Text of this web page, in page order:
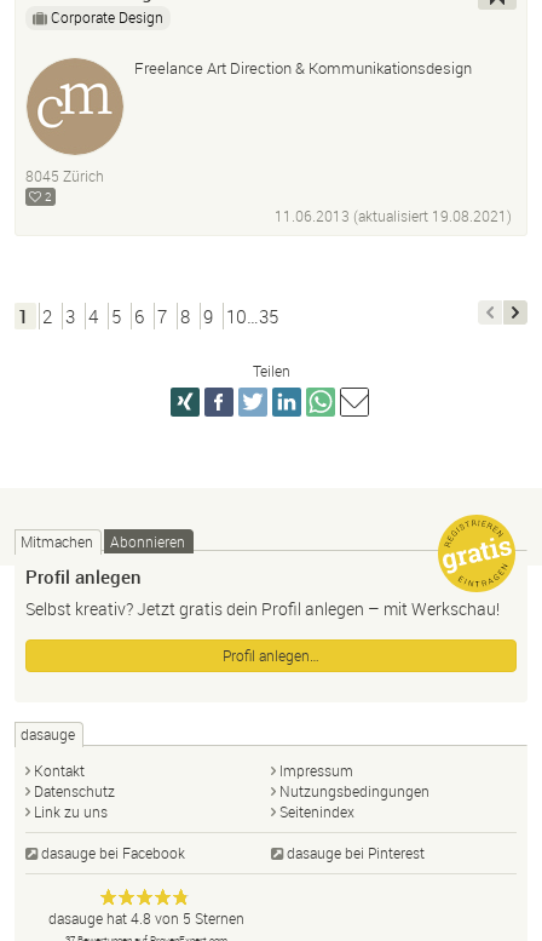
Corporate Design
Freelance Art Direction & Kommunikationsdesign
8045 Zürich
2
11.06.2013 (aktualisiert 19.08.2021)
1 2 3 4 5 6 7 8 9 10…35
Teilen
Mitmachen Abonnieren
Profil anlegen
Selbst kreativ? Jetzt gratis dein Profil anlegen – mit Werkschau!
Profil anlegen…
dasauge
Kontakt
Impressum
Datenschutz
Nutzungsbedingungen
Link zu uns
Seitenindex
dasauge bei Facebook dasauge bei Pinterest
dasauge
Designer,
Anonym
dasaugehat4.8 von 5 Sternen